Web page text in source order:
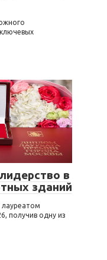
в
зданий
лауреатом
получив одну из